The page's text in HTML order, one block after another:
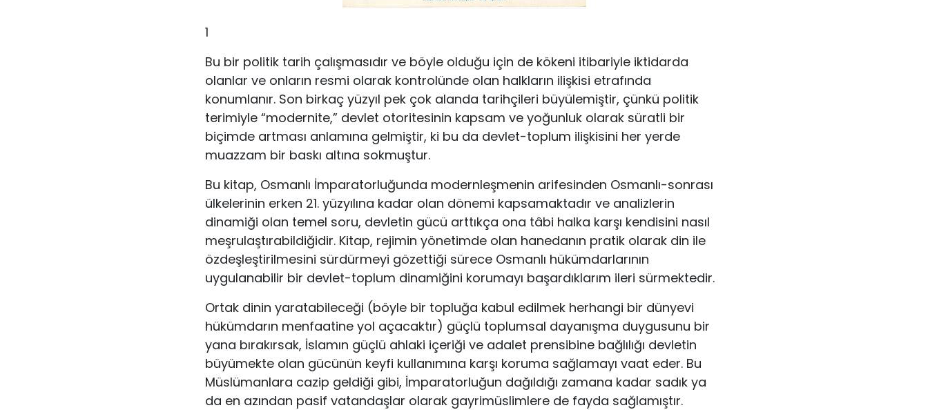
1
Bu bir politik tarih çalışmasıdır ve böyle olduğu için de kökeni itibariyle iktidarda
olanlar ve onların resmi olarak kontrolünde olan halkların ilişkisi etrafında
konumlanır. Son birkaç yüzyıl pek çok alanda tarihçileri büyülemiştir, çünkü politik
terimiyle “modernite,” devlet otoritesinin kapsam ve yoğunluk olarak süratli bir
biçimde artması anlamına gelmiştir, ki bu da devlet-toplum ilişkisini her yerde
muazzam bir baskı altına sokmuştur.
Bu kitap, Osmanlı İmparatorluğunda modernleşmenin arifesinden Osmanlı-sonrası
ülkelerinin erken 21. yüzyılına kadar olan dönemi kapsamaktadır ve analizlerin
dinamiği olan temel soru, devletin gücü arttıkça ona tâbi halka karşı kendisini nasıl
meşrulaştırabildiğidir. Kitap, rejimin yönetimde olan hanedanın pratik olarak din ile
özdeşleştirilmesini sürdürmeyi gözettiği sürece Osmanlı hükümdarlarının
uygulanabilir bir devlet-toplum dinamiğini korumayı başardıklarım ileri sürmektedir.
Ortak dinin yaratabileceği (böyle bir topluğa kabul edilmek herhangi bir dünyevi
hükümdarın menfaatine yol açacaktır) güçlü toplumsal dayanışma duygusunu bir
yana bırakırsak, İslamın güçlü ahlaki içeriği ve adalet prensibine bağlılığı devletin
büyümekte olan gücünün keyfi kullanımına karşı koruma sağlamayı vaat eder. Bu
Müslümanlara cazip geldiği gibi, İmparatorluğun dağıldığı zamana kadar sadık ya
da en azından pasif vatandaşlar olarak gayrimüslimlere de fayda sağlamıştır.